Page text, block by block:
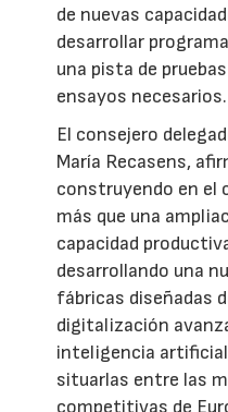
de nuevas
desarrollar
una pista de
ensayos necesarios.
El consejero
María Recasens,
construyendo en el
más que una
capacidad
desarrollando una
fábricas diseñadas
digitalización
inteligencia
situarlas entre las
competitivas de